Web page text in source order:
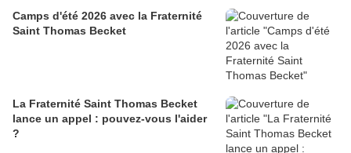
Camps d'été 2026 avec la Fraternité
Saint Thomas Becket
La Fraternité Saint Thomas Becket
lance un appel : pouvez-vous l'aider
?